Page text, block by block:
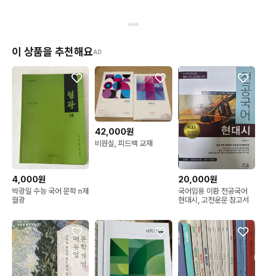
이 상품을 추천해요AD
4,000원
박광일 수능 국어 문학 n제
월광
42,000원
비원실, 피드백 교재
20,000원
국어임용 이환 전공국어
현대시, 고전운문 참고서